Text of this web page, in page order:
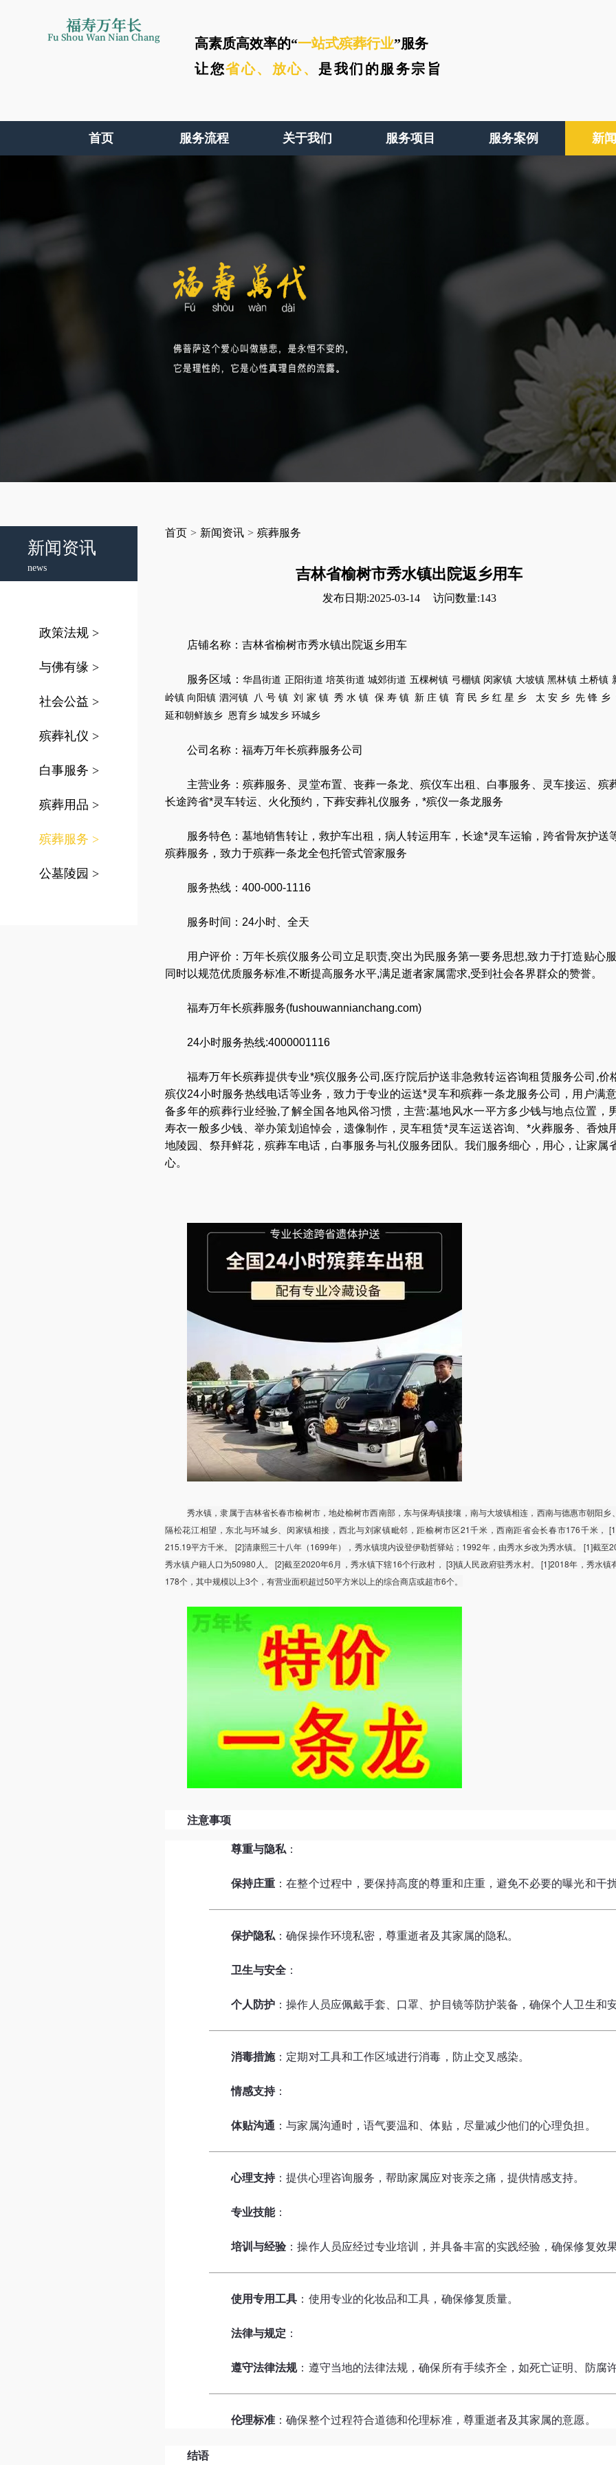
福寿万年长
Fu Shou Wan Nian Chang 高素质高效率的“一站式殡葬行业”服务
让您省心、 放心、 是我们的服务宗旨
首页 服务流程 关于我们 服务项目 服务案例 新
新闻资讯
news
政策法规 >
与佛有缘 >
社会公益 >
殡葬礼仪 >
白事服务 >
殡葬用品 >
殡葬服务 >
公墓陵园 >
首页 > 新闻资讯 > 殡葬服务
吉林省榆树市秀水镇出院返乡用车
发布日期:2025-03-14 访问数量:143
店铺名称：吉林省榆树市秀水镇出院返乡用车
服务区域： 华昌街道 正阳街道 培英街道 城郊街道 五棵树镇 弓棚镇 闵家镇 大坡镇 黑林镇 土桥镇
岭镇 向阳镇 泗河镇 八 号 镇 刘 家 镇 秀 水 镇 保 寿 镇 新 庄 镇 育 民 乡 红 星 乡 太 安 乡 先 锋 乡
延和朝鲜族乡 恩育乡 城发乡 环城乡
公司名称： 福寿万年长殡葬服务公司
主营业务： 殡葬服务 灵堂布置 、丧葬一条龙 、殡仪车出租 白事服务 灵车接运 殡
长途跨省*灵车转运
火化预约 ， 下葬安葬礼仪服务 ， *殡仪一条龙服务
服务特色： 墓地销售转让 ， 救护车出租 ， 病人转运用车 ， 长途*灵车运输 ， 跨省骨灰护送
殡葬服务， 致力于殡葬一条龙全包托管式管家服务
服务热线：400-000-1116
服务时间：24小时、全天
用户评价：万年长殡仪服务公司立足职责,突出为民服务第一要务思想,致力于打造贴心
同时以规范优质服务标准,不断提高服务水平,满足逝者家属需求,受到社会各界群众的赞誉。
福寿万年长殡葬服务(fushouwannianchang.com)
24小时服务热线:4000001116
福寿万年长殡葬提供专业*殡仪服务公司 ,医疗院后护送非急救转运咨询租赁服务公司 ,价
殡仪24小时服务热线电话等业务，致力于专业的运送*灵车和殡葬一条龙服务公司
，用户满
备多年的殡葬行业经验,了解全国各地风俗习惯 ，主营:墓地风水一平方多少钱与地点位置 ，
寿衣一般多少钱
举办策划追悼会 ， 遗像制作 ， 灵车租赁*灵车运送咨询 *火葬服务 香烛
地陵园
祭拜鲜花 ，殡葬车电话， 白事服务与礼仪服务团队 。我们服务细心，用心，让家属
心。
秀水镇，隶属于吉林省长春市榆树市，地处榆树市西南部，东与保寿镇接壤，南与大坡镇相连，西南与德惠市朝阳乡
隔松花江相望，东北与环城乡、闵家镇相接，西北与刘家镇毗邻，距榆树市区21千米，西南距省会长春市176千米，
215.19平方千米。 [2]清康熙三十八年（1699年），秀水镇境内设登伊勒哲驿站；1992年，由秀水乡改为秀水镇。 [1]截至
秀水镇户籍人口为50980人。 [2]截至2020年6月，秀水镇下辖16个行政村， [3]镇人民政府驻秀水村。 [1]2018年，秀水镇
178个，其中规模以上3个，有营业面积超过50平方米以上的综合商店或超市6个。
注意事项
尊重与隐私 ：
保持庄重 ：在整个过程中，要保持高度的尊重和庄重，避免不必要的曝光和干扰
保护隐私 ：确保操作环境私密，尊重逝者及其家属的隐私。
卫生与安全 ：
个人防护 ：操作人员应佩戴手套、口罩、护目镜等防护装备，确保个人卫生和安
消毒措施：定期对工具和工作区域进行消毒，防止交叉感染。
情感支持：
体贴沟通 ：与家属沟通时，语气要温和、体贴，尽量减少他们的心理负担。
心理支持：提供心理咨询服务，帮助家属应对丧亲之痛，提供情感支持。
专业技能：
培训与经验 ：操作人员应经过专业培训，并具备丰富的实践经验，确保修复效
使用专用工具 ：使用专业的化妆品和工具，确保修复质量。
法律与规定 ：
遵守法律法规：遵守当地的法律法规，确保所有手续齐全，如死亡证明、防腐许
伦理标准 ：确保整个过程符合道德和伦理标准，尊重逝者及其家属的意愿。
结语